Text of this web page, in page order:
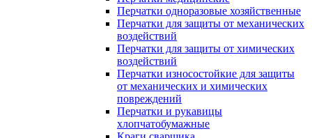
Перчатки одноразовые хозяйственные
Перчатки для защиты от механических
воздействий
Перчатки для защиты от химических
воздействий
Перчатки износостойкие для защиты
от механических и химических
повреждений
Перчатки и рукавицы
хлопчатобумажные